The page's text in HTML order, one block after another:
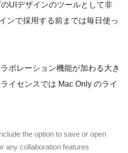
UIデザインのツールとして非
ンで採用する前までは毎日使っ
ボレーション機能が加わる大き
イセンスでは Mac Only のライ
the option to save or open
any collaboration features